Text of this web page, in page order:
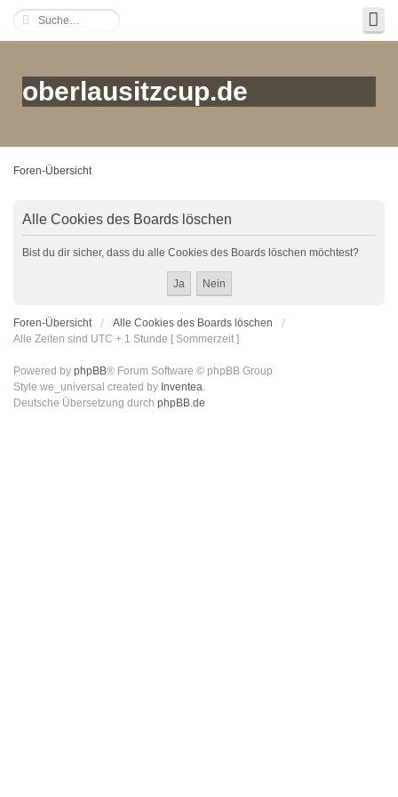
oberlausitzcup.de
Foren-Übersicht
Alle Cookies des Boards löschen
Bist du dir sicher, dass du alle Cookies des Boards löschen möchtest?
Foren-Übersicht
Alle Cookies des Boards löschen
Alle Zeiten sind UTC + 1 Stunde [ Sommerzeit ]
Powered by phpBB® Forum Software © phpBB Group
Style we_universal created by Inventea.
Deutsche Übersetzung durch phpBB.de